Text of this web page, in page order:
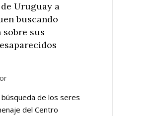
Uruguay a
buscando
sus
de los seres
del Centro